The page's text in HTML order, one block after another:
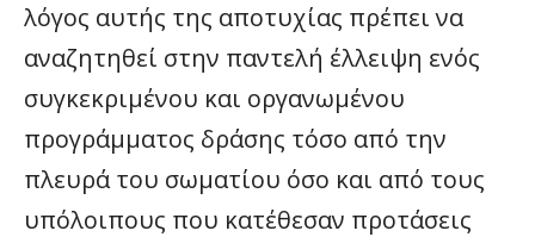
λόγος αυτής της αποτυχίας πρέπει να
αναζητηθεί στην παντελή έλλειψη ενός
συγκεκριμένου και οργανωμένου
προγράμματος δράσης τόσο από την
πλευρά του σωματίου όσο και από τους
υπόλοιπους που κατέθεσαν προτάσεις